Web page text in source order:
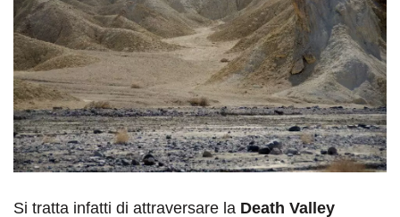
Si tratta infatti di attraversare la Death Valley